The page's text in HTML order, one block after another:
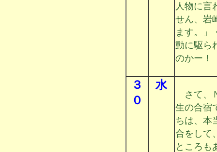
人物に言
せん、岩
ます。」
動に駆ら
のかー！
３
０
水
さて、
生の合宿
ちは、本
合をして
ところも